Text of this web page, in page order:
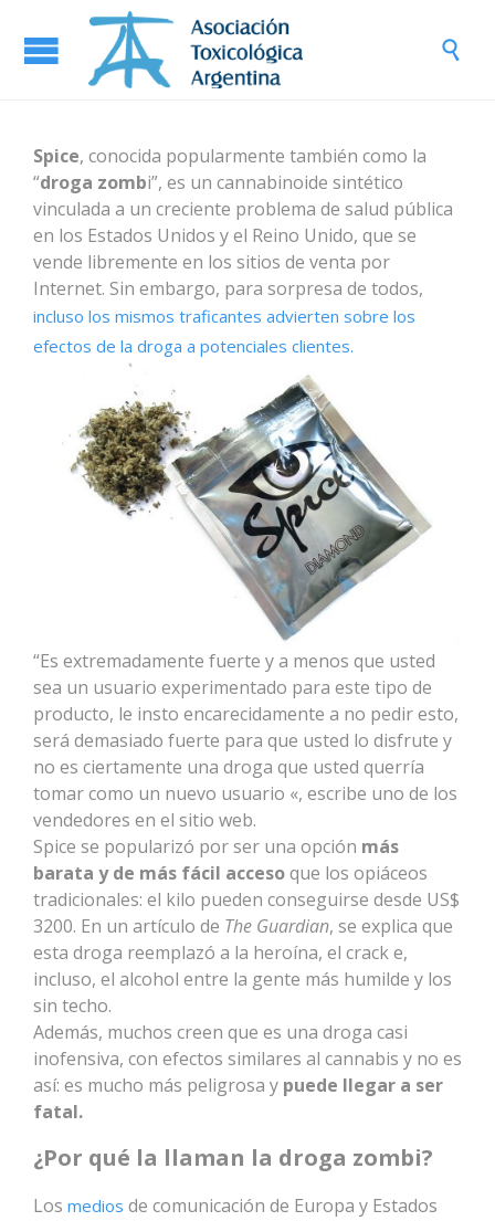

Spice, conocida popularmente también como la
“droga zombi”, es un cannabinoide sintético
vinculada a un creciente problema de salud pública
en los Estados Unidos y el Reino Unido, que se
vende libremente en los sitios de venta por
Internet. Sin embargo, para sorpresa de todos,
incluso los mismos traficantes advierten sobre los
efectos de la droga a potenciales clientes.
“Es extremadamente fuerte y a menos que usted
sea un usuario experimentado para este tipo de
producto, le insto encarecidamente a no pedir esto,
será demasiado fuerte para que usted lo disfrute y
no es ciertamente una droga que usted querría
tomar como un nuevo usuario «, escribe uno de los
vendedores en el sitio web.
Spice se popularizó por ser una opción más
barata y de más fácil accesoque los opiáceos
tradicionales: el kilo pueden conseguirse desde US$
3200. En un artículo de The Guardian, se explica que
esta droga reemplazó a la heroína, el crack e,
incluso, el alcohol entre la gente más humilde y los
sin techo.
Además, muchos creen que es una droga casi
inofensiva, con efectos similares al cannabis y no es
así: es mucho más peligrosa y puede llegar a ser
fatal.
¿Por qué la llaman la droga zombi?
Los medios de comunicación de Europa y Estados